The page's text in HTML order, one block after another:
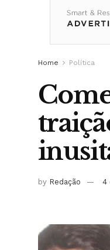
Home Política
by Redação 4